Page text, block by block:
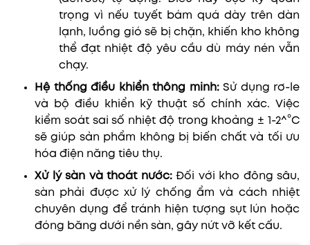
trọng vì nếu tuyết bám quá dày trên dàn
lạnh, luồng gió sẽ bị chặn, khiến kho không
thể đạt nhiệt độ yêu cầu dù máy nén vẫn
chạy.
Hệ thống điều khiển thông minh: Sử dụng rơ-le
và bộ điều khiển kỹ thuật số chính xác. Việc
kiểm soát sai số nhiệt độ trong khoảng ± 1-2^°C
sẽ giúp sản phẩm không bị biến chất và tối ưu
hóa điện năng tiêu thụ.
Xử lý sàn và thoát nước: Đối với kho đông sâu,
sàn phải được xử lý chống ẩm và cách nhiệt
chuyên dụng để tránh hiện tượng sụt lún hoặc
đóng băng dưới nền sàn, gây nứt vỡ kết cấu.